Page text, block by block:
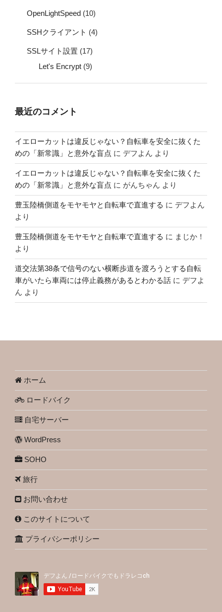
OpenLightSpeed (10)
SSHクライアント (4)
SSLサイト設置 (17)
Let's Encrypt (9)
最近のコメント
イエローカットは違反じゃない？自転車を安全に抜くた
めの「新常識」と意外な盲点 に デフよん より
イエローカットは違反じゃない？自転車を安全に抜くた
めの「新常識」と意外な盲点 に がんちゃん より
豊玉陸橋側道をモヤモヤと自転車で直進する に デフよん
より
豊玉陸橋側道をモヤモヤと自転車で直進する に まじか！
より
道交法第38条で信号のない横断歩道を渡ろうとする自転
車がいたら車両には停止義務があるとわかる話 に デフよ
ん より
ホーム
ロードバイク
自宅サーバー
WordPress
SOHO
旅行
お問い合わせ
このサイトについて
プライバシーポリシー